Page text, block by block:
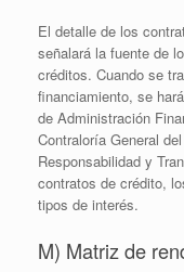
El detalle de los
señalará la fuente de
créditos. Cuando se
financiamiento, se
de Administración
Contraloría General
Responsabilidad y
contratos de crédito,
tipos de interés.
M) Matriz de